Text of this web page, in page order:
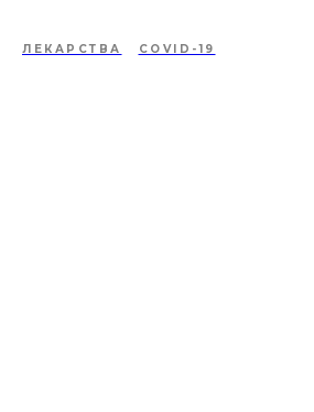
ЛЕКАРСТВА COVID-19